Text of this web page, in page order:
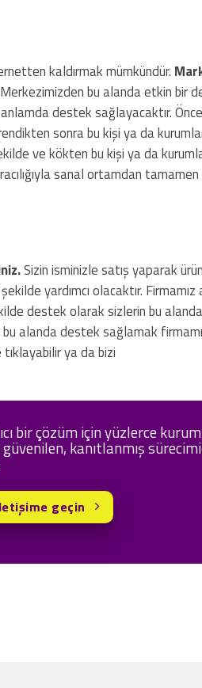
kaldırmak mümkündür.
bu alanda etkin bir
destek sağlayacaktır.
sonra bu kişi ya da
ve kökten bu kişi ya da
sanal ortamdan tamamen
Sizin isminizle satış yaparak
yardımcı olacaktır. Firmamız
destek olarak sizlerin bu alanda
bu alanda destek sağlamak
ya da bizi
bir çözüm için yüzlerce
kanıtlanmış
geçin